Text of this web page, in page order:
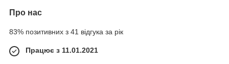
Про нас
83% позитивних з 41 відгука за рік
Працює з 11.01.2021